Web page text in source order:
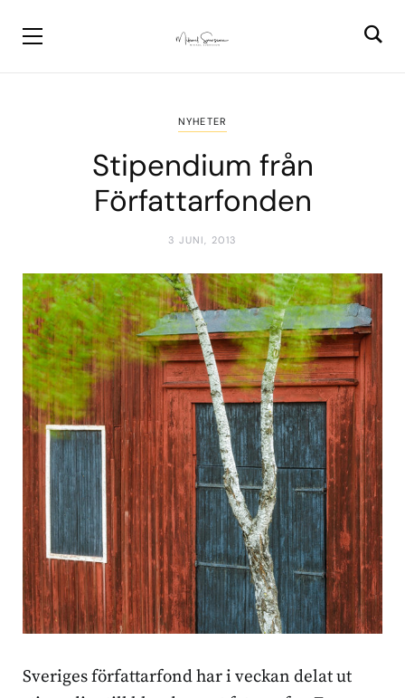
NYHETER
Stipendium från
Författarfonden
3 JUNI, 2013
Sveriges författarfond har i veckan delat ut